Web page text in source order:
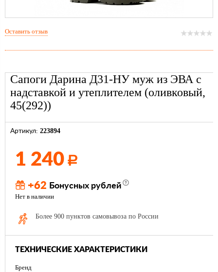
Сапоги Дарина Д31-НУ муж из ЭВА с
надставкой и утеплителем (оливковый,
45(292))
Артикул: 223894
1 240 Р
+62 Бонусных рублей
Нет в наличии
Более 900 пунктов самовывоза по России
ТЕХНИЧЕСКИЕ ХАРАКТЕРИСТИКИ
Бренд
Оставить отзыв